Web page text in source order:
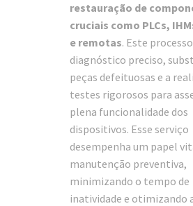
restauração de
cruciais como PLCs,
e remotas. Este
diagnóstico preciso,
peças defeituosas e a
testes rigorosos para
plena funcionalidade dos
dispositivos. Esse serviço
desempenha um papel
manutenção preventiva,
minimizando o tempo de
inatividade e otimizando